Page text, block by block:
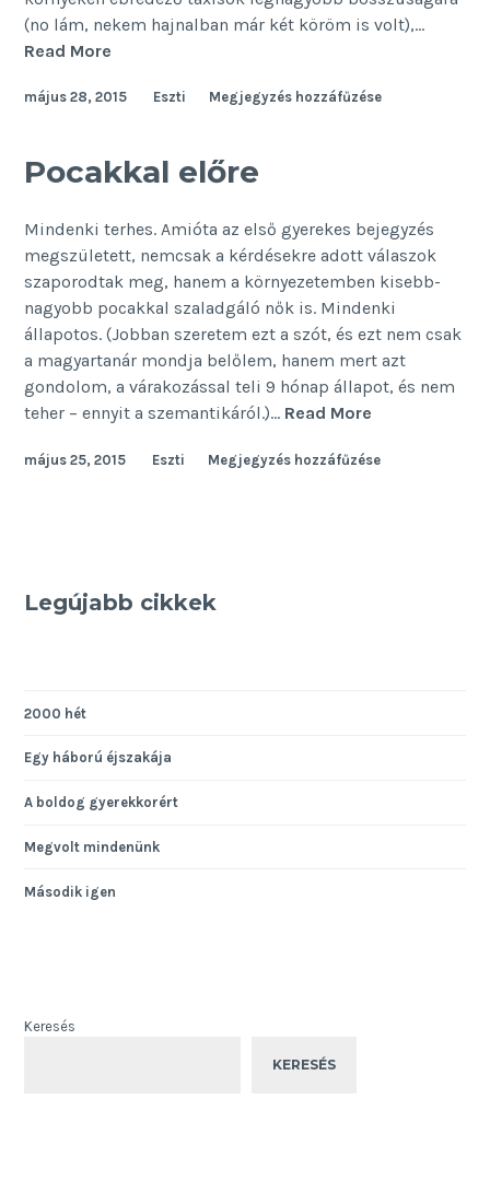
(no lám, nekem hajnalban már két köröm is volt),…
Read More
május 28, 2015 Eszti Megjegyzés hozzáfűzése
Pocakkal előre
Mindenki terhes. Amióta az első gyerekes bejegyzés
megszületett, nemcsak a kérdésekre adott válaszok
szaporodtak meg, hanem a környezetemben kisebb-
nagyobb pocakkal szaladgáló nők is. Mindenki
állapotos. (Jobban szeretem ezt a szót, és ezt nem csak
a magyartanár mondja belőlem, hanem mert azt
gondolom, a várakozással teli 9 hónap állapot, és nem
teher – ennyit a szemantikáról.)… Read More
május 25, 2015 Eszti Megjegyzés hozzáfűzése
Legújabb cikkek
2000 hét
Egy háború éjszakája
A boldog gyerekkorért
Megvolt mindenünk
Második igen
Keresés
KERESÉS